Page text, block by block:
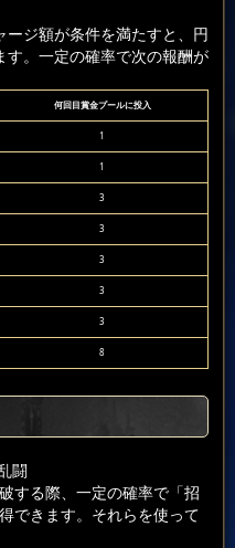
ジ額が条件を満たすと、円
。一定の確率で次の報酬が
何回目賞金プールに投入
1
1
3
3
3
3
3
8
闘
する際、一定の確率で「招
できます。それらを使って